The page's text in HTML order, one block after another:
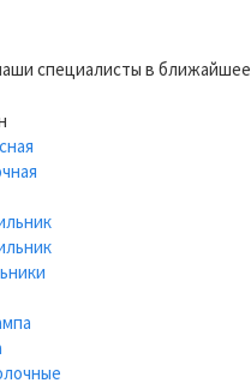
специалисты в ближайшее